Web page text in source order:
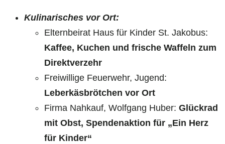
Kulinarisches vor Ort:
Elternbeirat Haus für Kinder St. Jakobus:
Kaffee, Kuchen und frische Waffeln zum
Direktverzehr
Freiwillige Feuerwehr, Jugend:
Leberkäsbrötchen vor Ort
Firma Nahkauf, Wolfgang Huber: Glückrad
mit Obst, Spendenaktion für „Ein Herz
für Kinder“